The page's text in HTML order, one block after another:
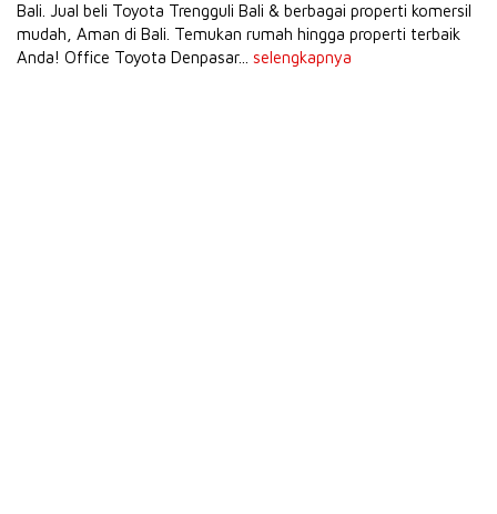
Bali. Jual beli Toyota Trengguli Bali & berbagai properti komersil
mudah, Aman di Bali. Temukan rumah hingga properti terbaik
Anda! Office Toyota Denpasar... selengkapnya